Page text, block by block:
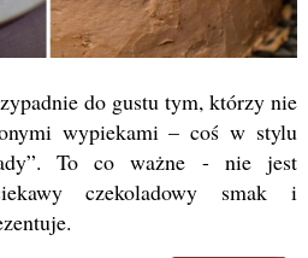
do gustu tym, którzy nie
wypiekami – coś w stylu
To co ważne - nie jest
czekoladowy smak i